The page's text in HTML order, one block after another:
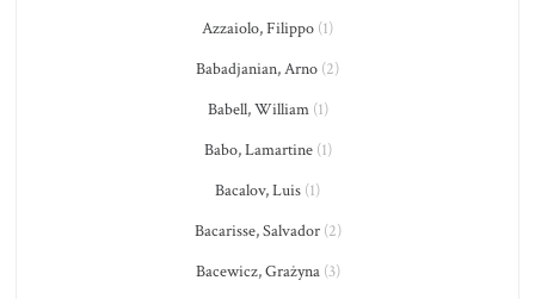
Azzaiolo, Filippo (1)
Babadjanian, Arno (2)
Babell, William(1)
Babo, Lamartine(1)
Bacalov, Luis (1)
Bacarisse, Salvador(2)
Bacewicz, Grażyna(3)